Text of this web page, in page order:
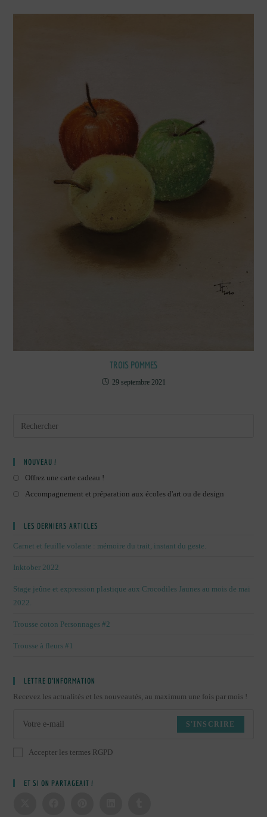
TROIS POMMES
29 septembre 2021
NOUVEAU !
Offrez une carte cadeau !
Accompagnement et préparation aux écoles d'art ou de design
LES DERNIERS ARTICLES
Carnet et feuille volante : mémoire du trait, instant du geste.
Inktober 2022
Stage jeûne et expression plastique aux Crocodiles Jaunes au mois de mai
2022.
Trousse coton Personnages #2
Trousse à fleurs #1
LETTRE D’INFORMATION
Recevez les actualités et les nouveautés, au maximum une fois par mois !
S'INSCRIRE
Accepter les termes RGPD
ET SI ON PARTAGEAIT !